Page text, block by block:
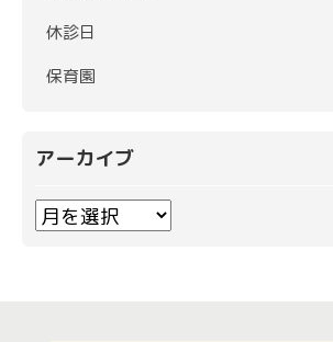
休診日
保育園
アーカイブ